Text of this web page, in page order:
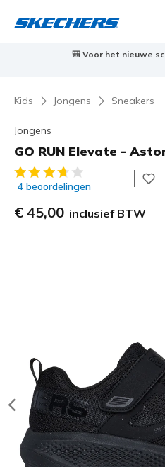
Skechers VIP:45 dagen
Kids Jongens Sneakers
Jongens
GO RUN Elevate -
5 van de 5
4 beoordelingen
€ 45,00 inclusief BTW